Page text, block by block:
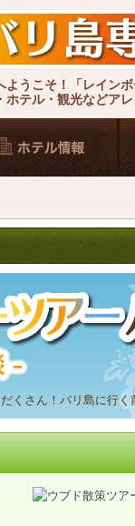
ようこそ！「レイン
ホテル・観光などア
くさん！バリ島に行く